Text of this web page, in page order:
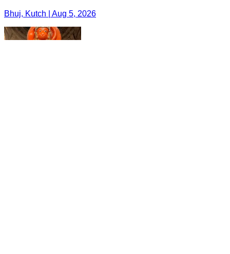
Bhuj, Kutch | Aug 5, 2026